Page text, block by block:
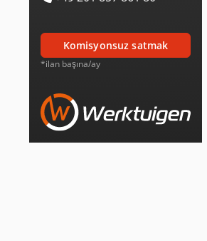
komisyonsuz satmak
*ilan başına/ay